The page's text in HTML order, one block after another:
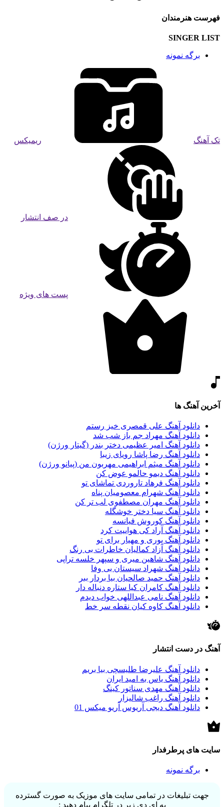
فهرست هنرمندان
SINGER LIST
برگه نمونه
تک آهنگ ریمیکس
در صف انتشار
پست های ویژه
آخرین آهنگ ها
دانلود آهنگ علی قمصری خیز رستم
دانلود آهنگ مهراد جم باز شب شد
دانلود آهنگ امیر عظیمی دختر بندر (گیتار ورژن)
دانلود آهنگ رضا پاشا رویای زیبا
دانلود آهنگ میثم ابراهیمی مهربون من (پیانو ورژن)
دانلود آهنگ دیمو حالمو عوض کن
دانلود آهنگ فرهاد تاروردی تماشای تو
دانلود آهنگ شهرام معصومیان پناه
دانلود آهنگ مهران مصطفوی لب تر کن
دانلود آهنگ سیا دختر خوشگله
دانلود آهنگ کوروش فیانسه
دانلود آهنگ آراد کی هواییت کرد
دانلود آهنگ پوری و مهیار برای تو
دانلود آهنگ آزاد کمالیان خاطرات بی رنگ
دانلود آهنگ شاهین میری و سپهر خلسه تراپی
دانلود آهنگ شهراد سیستان بی وفا
دانلود آهنگ حمید صالحیان بیا بردار ببر
دانلود آهنگ کامران کیا ستاره دنباله دار
دانلود آهنگ نامی عبداللهی خواب دیدم
دانلود آهنگ کاوه کیان نقطه سر خط
آهنگ در دست انتشار
دانلود آهنگ علیرضا طلیسچی بیا بریم
دانلود آهنگ یاس به امید ایران
دانلود آهنگ مهدی سناتور کینگ
دانلود آهنگ راغب شالیزار
دانلود آهنگ دیجی آریوس آریو میکس 01
سایت های پرطرفدار
برگه نمونه
جهت تبلیغات در تمامی سایت های موزیک به صورت گسترده
به ای دی زیر در تلگرام پیام دهید :